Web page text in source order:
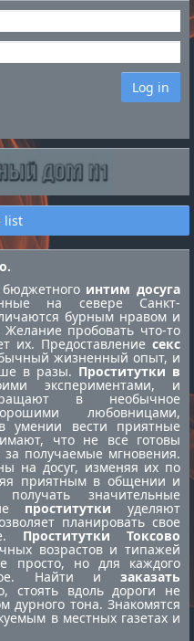
Log in
list
интим досуга
на севере Санкт-
бурным нравом и
пробовать что-то
их. Предоставление секс
жизненный опыт, и
в разы. Проститутки в
экспериментами, и
в необычное
любовницами,
умении вести приятные
что не все готовы
получаемые мгновения.
на досуг, изменяя их по
приятным в общении и
значительные
проститутки уделяют
планировать свое
Проститутки Токсово
возрастов и типажей
просто, но для каждого
Найти и заказать
стоять вдоль дороги не
дурного тона. Знакомятся
в местных газетах и